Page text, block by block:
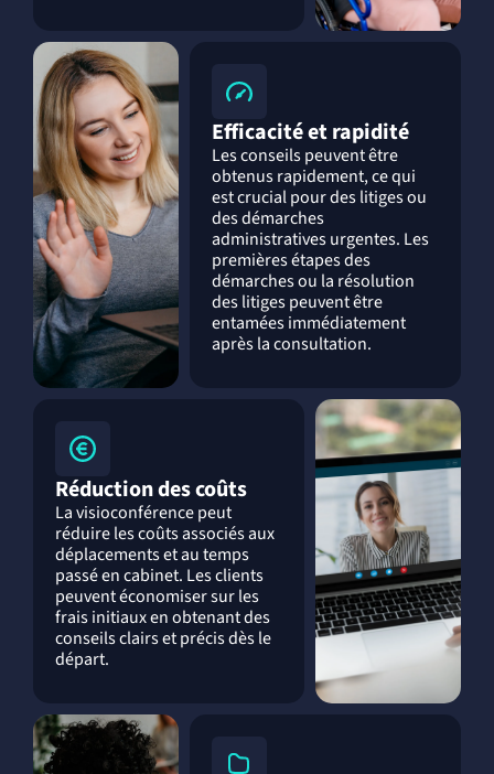
Efficacité et rapidité
Les conseils peuvent être
obtenus rapidement, ce qui
est crucial pour des litiges ou
des démarches
administratives urgentes. Les
premières étapes des
démarches ou la résolution
des litiges peuvent être
entamées immédiatement
après la consultation.
Réduction des coûts
La visioconférence peut
réduire les coûts associés aux
déplacements et au temps
passé en cabinet. Les clients
peuvent économiser sur les
frais initiaux en obtenant des
conseils clairs et précis dès le
départ.